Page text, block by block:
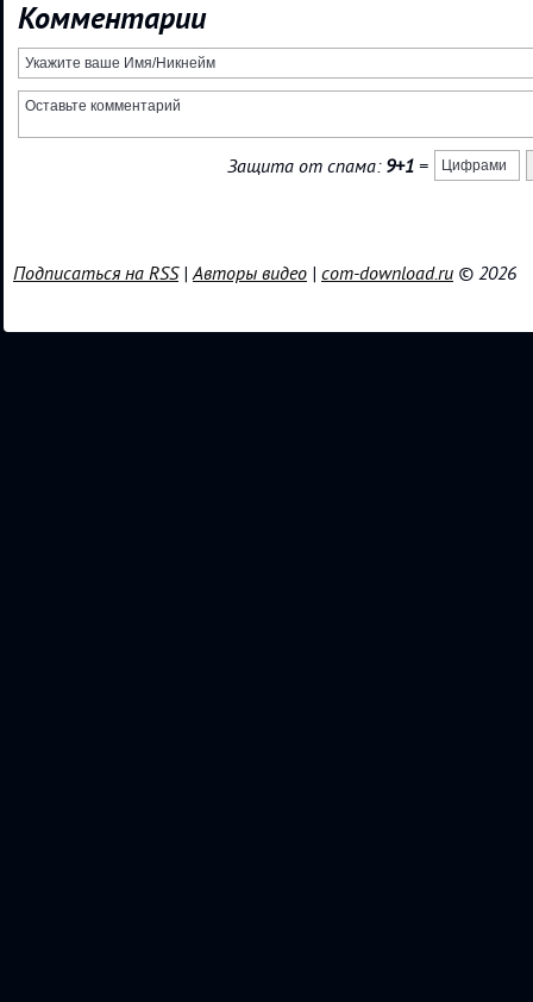
Комментарии
Защита от спама: 9+1 =
Подписаться на RSS|Авторы видео | com-download.ru © 2026